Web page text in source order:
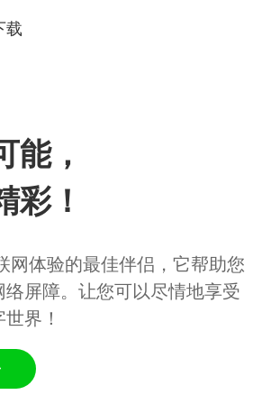
载
能，
彩！
网体验的最佳伴侣，它帮助您
屏障。让您可以尽情地享受
界！